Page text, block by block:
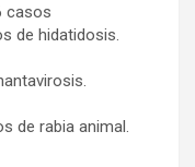
casos
de hidatidosis.
de rabia animal.